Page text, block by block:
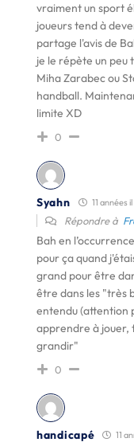
vraiment un sport
joueurs tend à
partage l'avis de
je le répète un peu
Miha Zarabec ou
handball.
limite XD
0
Syahn 11 années
Répondre à
Bah en
pour ça quand
grand pour être
être dans les "très
entendu (attention
apprendre à jouer,
grandir"
0
handicapé 11